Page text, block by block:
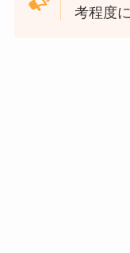
考程度